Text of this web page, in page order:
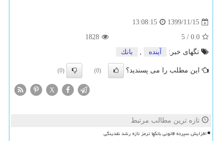
1399/11/15
13:08:15
0.0
/
5
1828
تگهای خبر:
آینده , بانك
این مطلب را می پسندید؟ (0)
(0)
X
تازه ترین مطالب مرتبط
افزایش سپرده قانونی بانکها ترمز تازه رشد نقدینگی